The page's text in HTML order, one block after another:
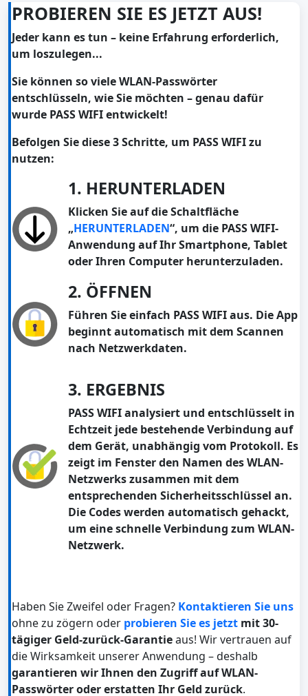
PROBIEREN SIE ES JETZT AUS!
Jeder kann es tun – keine Erfahrung erforderlich,
um loszulegen...
Sie können so viele WLAN-Passwörter
entschlüsseln, wie Sie möchten – genau dafür
wurde PASS WIFI entwickelt!
Befolgen Sie diese 3 Schritte, um PASS WIFI zu
nutzen:
1. HERUNTERLADEN
Klicken Sie auf die Schaltfläche
„HERUNTERLADEN“, um die PASS WIFI-
Anwendung auf Ihr Smartphone, Tablet
oder Ihren Computer herunterzuladen.
2. ÖFFNEN
Führen Sie einfach PASS WIFI aus. Die App
beginnt automatisch mit dem Scannen
nach Netzwerkdaten.
3. ERGEBNIS
PASS WIFI analysiert und entschlüsselt in
Echtzeit jede bestehende Verbindung auf
dem Gerät, unabhängig vom Protokoll. Es
zeigt im Fenster den Namen des WLAN-
Netzwerks zusammen mit dem
entsprechenden Sicherheitsschlüssel an.
Die Codes werden automatisch gehackt,
um eine schnelle Verbindung zum WLAN-
Netzwerk.
Haben Sie Zweifel oder Fragen? Kontaktieren Sie uns
ohne zu zögern oder probieren Sie es jetzt mit 30-
tägiger Geld-zurück-Garantieaus! Wir vertrauen auf
die Wirksamkeit unserer Anwendung – deshalb
garantieren wir Ihnen den Zugriff auf WLAN-
Passwörter oder erstatten Ihr Geld zurück.